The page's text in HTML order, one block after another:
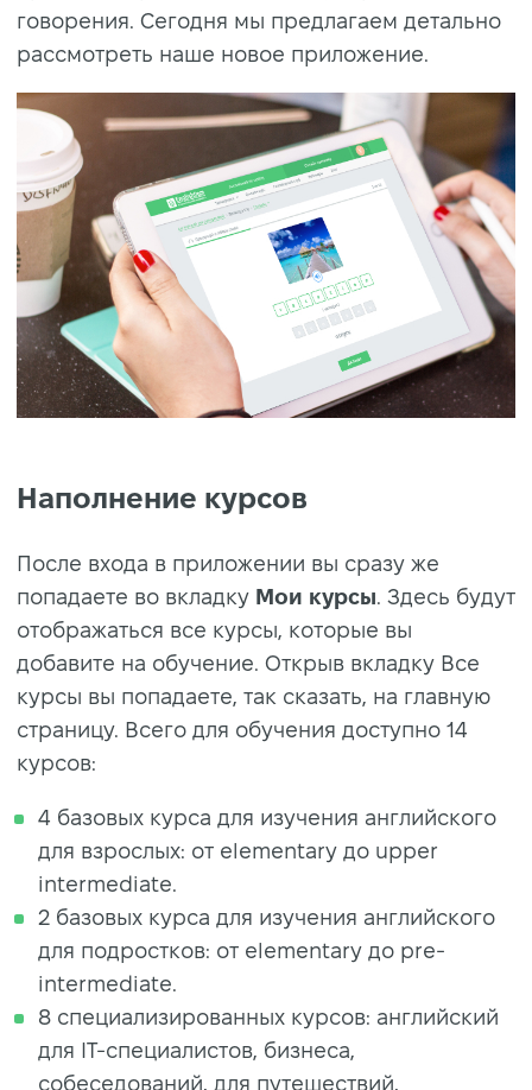
говорения. Сегодня мы предлагаем детально
рассмотреть наше новое приложение.
Наполнение курсов
После входа в приложении вы сразу же
попадаете во вкладку Мои курсы . Здесь будут
отображаться все курсы, которые вы
добавите на обучение. Открыв вкладку Все
курсы вы попадаете, так сказать, на главную
страницу. Всего для обучения доступно 14
курсов:
4 базовых курса для изучения английского
для взрослых: от elementary до upper
intermediate.
2 базовых курса для изучения английского
для подростков: от elementary до pre-
intermediate.
8 специализированных курсов: английский
для IT-специалистов, бизнеса,
собеседований, для путешествий,